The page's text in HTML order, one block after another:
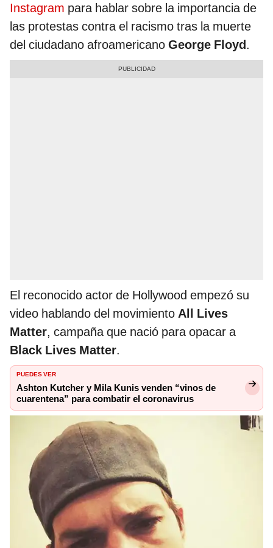
Instagram para hablar sobre la importancia de
las protestas contra el racismo tras la muerte
del ciudadano afroamericano George Floyd.
El reconocido actor de Hollywood empezó su
video hablando del movimiento All Lives
Matter, campaña que nació para opacar a
Black Lives Matter.
PUEDES VER
Ashton Kutcher y Mila Kunis venden “vinos de
cuarentena” para combatir el coronavirus